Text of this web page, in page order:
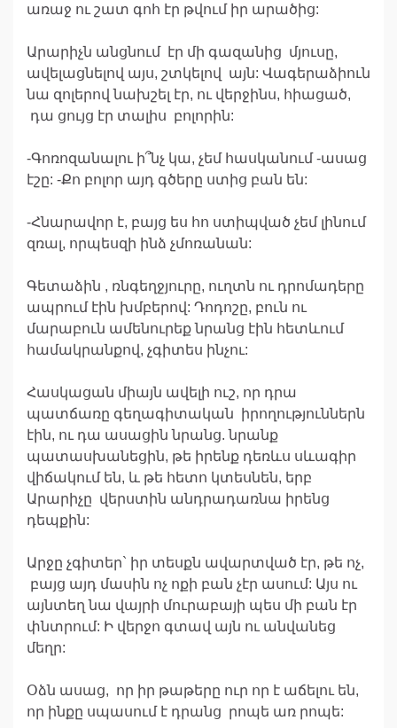
առաջ ու շատ գոհ էր թվում իր արածից:
Արարիչն անցնում էր մի գազանից մյուսը,
ավելացնելով այս, շտկելով այն: Վագերաձիուն
նա զոլերով նախշել էր, ու վերջինս, հիացած,
դա ցույց էր տալիս բոլորին:
-Գոռոզանալու ի՞նչ կա, չեմ հասկանում -ասաց
էշը: -Քո բոլոր այդ գծերը ստից բան են:
-Հնարավոր է, բայց ես հո ստիպված չեմ լինում
զռալ, որպեսզի ինձ չմոռանան:
Գետաձին , ռնգեղջյուրը, ուղտն ու դրոմադերը
ապրում էին խմբերով: Դոդոշը, բուն ու
մարաբուն ամենուրեք նրանց էին հետևում
համակրանքով, չգիտես ինչու:
Հասկացան միայն ավելի ուշ, որ դրա
պատճառը գեղագիտական իրողություններն
էին, ու դա ասացին նրանց. նրանք
պատասխանեցին, թե իրենք դեռևս սևագիր
վիճակում են, և թե հետո կտեսնեն, երբ
Արարիչը վերստին անդրադառնա իրենց
դեպքին:
Արջը չգիտեր` իր տեսքն ավարտված էր, թե ոչ,
բայց այդ մասին ոչ ոքի բան չէր ասում: Այս ու
այնտեղ նա վայրի մուրաբայի պես մի բան էր
փնտրում: Ի վերջո գտավ այն ու անվանեց
մեղր:
Օձն ասաց, որ իր թաթերը ուր որ է աճելու են,
որ ինքը սպասում է դրանց րոպե առ րոպե: